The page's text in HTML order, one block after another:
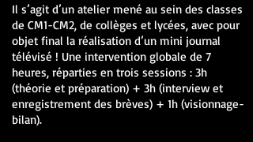
Il s’agit d’un atelier mené au sein des classes
de CM1-CM2, de collèges et lycées, avec pour
objet final la réalisation d’un mini journal
télévisé ! Une intervention globale de 7
heures, réparties en trois sessions : 3h
(théorie et préparation) + 3h (interview et
enregistrement des brèves) + 1h (visionnage-
bilan).